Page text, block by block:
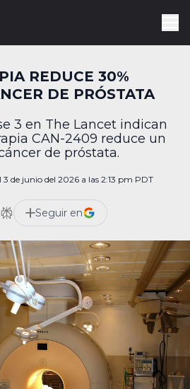
REDUCE 30%
DE PRÓSTATA
3 en The Lancet indican
CAN-2409 reduce un
de próstata.
3 de junio del 2026 a las 2:13 pm PDT
Seguir en